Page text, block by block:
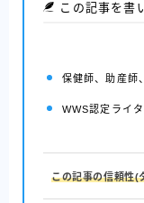
この記事を書
保健師、助産師
WWS認定ライタ
この記事の信頼性(